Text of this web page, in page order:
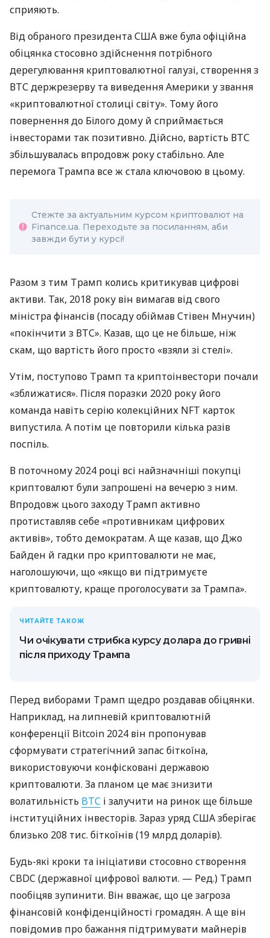
сприяють.
Від обраного президента США вже була офіційна
обіцянка стосовно здійснення потрібного
дерегулювання криптовалютної галузі, створення з
ВТС держрезерву та виведення Америки у звання
«криптовалютної столиці світу». Тому його
повернення до Білого дому й сприймається
інвесторами так позитивно. Дійсно, вартість ВТС
збільшувалась впродовж року стабільно. Але
перемога Трампа все ж стала ключовою в цьому.
Стежте за актуальним курсом криптовалют на
Finance.ua. Переходьте за посиланням, аби
завжди бути у курсі!
Разом з тим Трамп колись критикував цифрові
активи. Так, 2018 року він вимагав від свого
міністра фінансів (посаду обіймав Стівен Мнучин)
«покінчити з ВТС». Казав, що це не більше, ніж
скам, що вартість його просто «взяли зі стелі».
Утім, поступово Трамп та криптоінвестори почали
«зближатися». Після поразки 2020 року його
команда навіть серію колекційних NFT карток
випустила. А потім це повторили кілька разів
поспіль.
В поточному 2024 році всі найзначніші покупці
криптовалют були запрошені на вечерю з ним.
Впродовж цього заходу Трамп активно
протиставляв себе «противникам цифрових
активів», тобто демократам. А ще казав, що Джо
Байден й гадки про криптовалюти не має,
наголошуючи, що «якщо ви підтримуєте
криптовалюту, краще проголосувати за Трампа».
ЧИТАЙТЕ ТАКОЖ
Чи очікувати стрибка курсу долара до гривні
після приходу Трампа
Перед виборами Трамп щедро роздавав обіцянки.
Наприклад, на липневій криптовалютній
конференції Bitcoin 2024 він пропонував
сформувати стратегічний запас біткоїна,
використовуючи конфісковані державою
криптовалюти. За планом це має знизити
волатильність BTC і залучити на ринок ще більше
інституційних інвесторів. Зараз уряд США зберігає
близько 208 тис. біткоїнів (19 млрд доларів).
Будь-які кроки та ініціативи стосовно створення
CBDC (державної цифрової валюти. — Ред.) Трамп
пообіцяв зупинити. Він вважає, що це загроза
фінансовій конфіденційності громадян. А ще він
повідомив про бажання підтримувати майнерів